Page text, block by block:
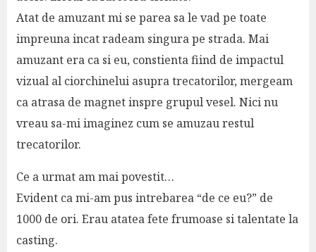
Atat de amuzant mi se parea sa le vad pe toate
impreuna incat radeam singura pe strada. Mai
amuzant era ca si eu, constienta fiind de impactul
vizual al ciorchinelui asupra trecatorilor, mergeam
ca atrasa de magnet inspre grupul vesel. Nici nu
vreau sa-mi imaginez cum se amuzau restul
trecatorilor.
Ce a urmat am mai povestit…
Evident ca mi-am pus intrebarea “de ce eu?” de
1000 de ori. Erau atatea fete frumoase si talentate la
casting.